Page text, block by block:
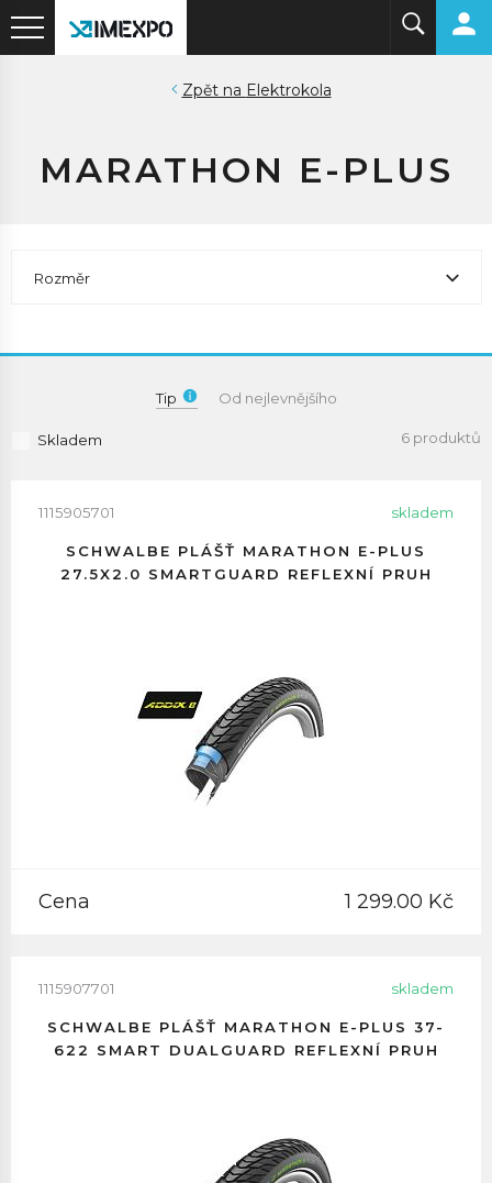
Elektrokola
MARATHON E-PLUS
Rozměr
Tip Od nejlevnějšího
Skladem 6 produktů
1115905701 skladem
SCHWALBE PLÁŠŤ MARATHON E-PLUS
27.5X2.0 SMARTGUARD REFLEXNÍ PRUH
Cena 1 299.00 Kč
1115907701 skladem
SCHWALBE PLÁŠŤ MARATHON E-PLUS 37-
622 SMART DUALGUARD REFLEXNÍ PRUH